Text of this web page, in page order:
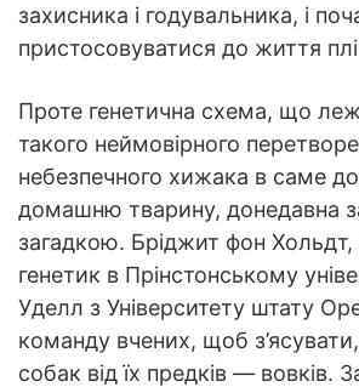
захисника і годувальника, і
пристосовуватися до життя
Проте генетична схема, що
такого неймовірного
небезпечного хижака в саме
домашню тварину, донедавна
загадкою. Бріджит фон
генетик в Прінстонському
Уделл з Університету штату
команду вчених, щоб
собак від їх предків — вовків.